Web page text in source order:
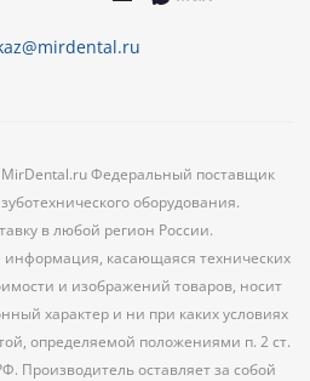
Федеральный поставщик
оборудования.
в любой регион России.
информация, касающаяся технических
и изображений товаров, носит
характер и ни при каких условиях
определяемой положениями п. 2 ст.
Производитель оставляет за собой